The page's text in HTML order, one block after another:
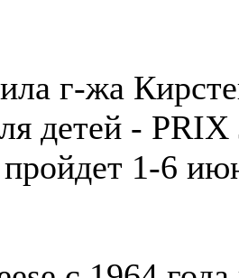
г-жа
детей -
пройдет 1-6